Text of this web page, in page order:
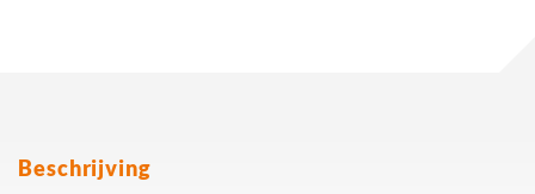
Beschrijving